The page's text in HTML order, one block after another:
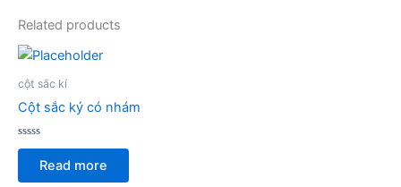
Related products
cột sắc kí
Cột sắc ký có nhám
Rated
of
Read more